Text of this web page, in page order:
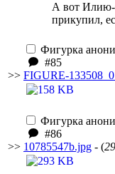
А вот Илию-
прикупил,
>>
Фигурка
#85
FIGURE-
>>
Фигурка
#86
10785547b.jpg - (